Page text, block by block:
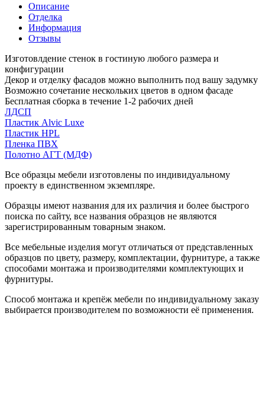
Описание
Отделка
Информация
Отзывы
Изготовлдение стенок в гостиную любого размера и
конфигурации
Декор и отделку фасадов можно выполнить под вашу задумку
Возможно сочетание нескольких цветов в одном фасаде
Бесплатная сборка в течение 1-2 рабочих дней
ЛДСП
Пластик Alvic Luxe
Пластик HPL
Пленка ПВХ
Полотно АГТ (МДФ)
Все образцы мебели изготовлены по индивидуальному
проекту в единственном экземпляре.
Образцы имеют названия для их различия и более быстрого
поиска по сайту, все названия образцов не являются
зарегистрированным товарным знаком.
Все мебельные изделия могут отличаться от представленных
образцов по цвету, размеру, комплектации, фурнитуре, а также
способами монтажа и производителями комплектующих и
фурнитуры.
Способ монтажа и крепёж мебели по индивидуальному заказу
выбирается производителем по возможности её применения.